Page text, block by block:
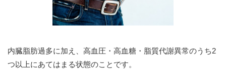
内臓脂肪過多に加え、高血圧・高血糖・脂質代謝異常のうち2
つ以上にあてはまる状態のことです。